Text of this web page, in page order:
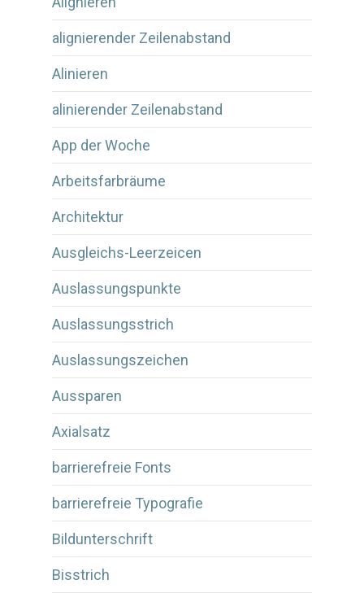
alignierender Zeilenabstand
Alinieren
alinierender Zeilenabstand
App der Woche
Arbeitsfarbräume
Architektur
Ausgleichs-Leerzeicen
Auslassungspunkte
Auslassungsstrich
Auslassungszeichen
Aussparen
Axialsatz
barrierefreie Fonts
barrierefreie Typografie
Bildunterschrift
Bisstrich